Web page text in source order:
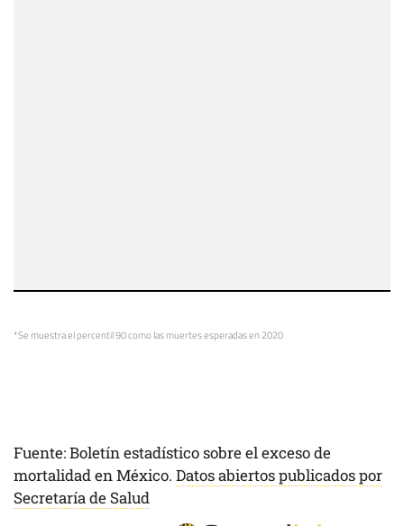
*Se muestra el percentil 90 como las muertes esperadas en 2020
Fuente: Boletín estadístico sobre el exceso de
mortalidad en México. Datos abiertos publicados por
Secretaría de Salud